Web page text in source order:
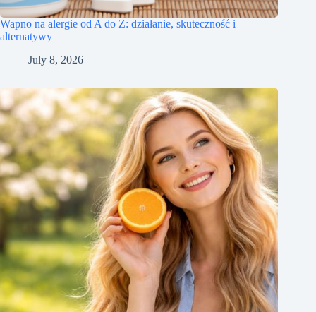
Wapno na alergie od A do Z: działanie, skuteczność i
alternatywy
July 8, 2026